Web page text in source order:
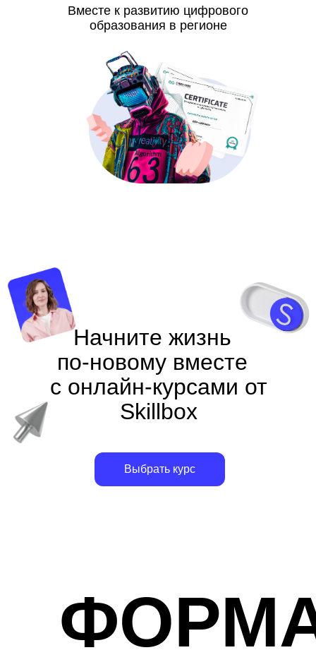
Вместе к развитию цифрового
образования в регионе
Начните жизнь
по‑новому вместе
с онлайн-курсами от
Skillbox
Выбрать курс